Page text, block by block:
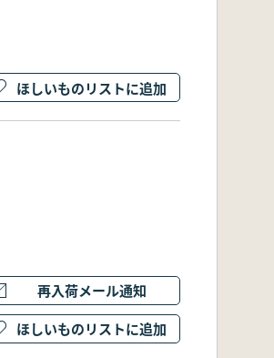
ほしいものリストに追加
再入荷メール通知
ほしいものリストに追加